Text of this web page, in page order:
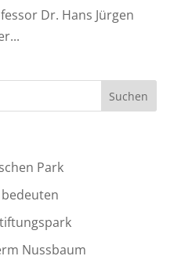
Dr. Hans Jürgen
Park
Nussbaum